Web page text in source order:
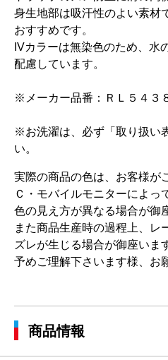
身生地部は吸汗性のよい素材
おすすめです。
IVカラーは無染色のため、水
配慮しています。
※メーカー品番：ＲＬ５４３
※お洗濯は、必ず「取り扱い
い。
実際の商品の色は、お客様が
Ｃ・モバイルモニターによっ
色の見え方が異なる場合が御
また商品生産時の過程上、レ
ズレが生じる場合が御座いま
予めご理解下さいます様、お
商品情報